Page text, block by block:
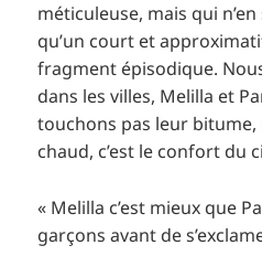
méticuleuse, mais qui
qu’un court et
fragment épisodique.
dans les villes, Melilla et
touchons pas leur bitume,
chaud, c’est le confort du
« Melilla c’est mieux que
garçons avant de